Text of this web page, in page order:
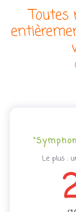
Le plus :